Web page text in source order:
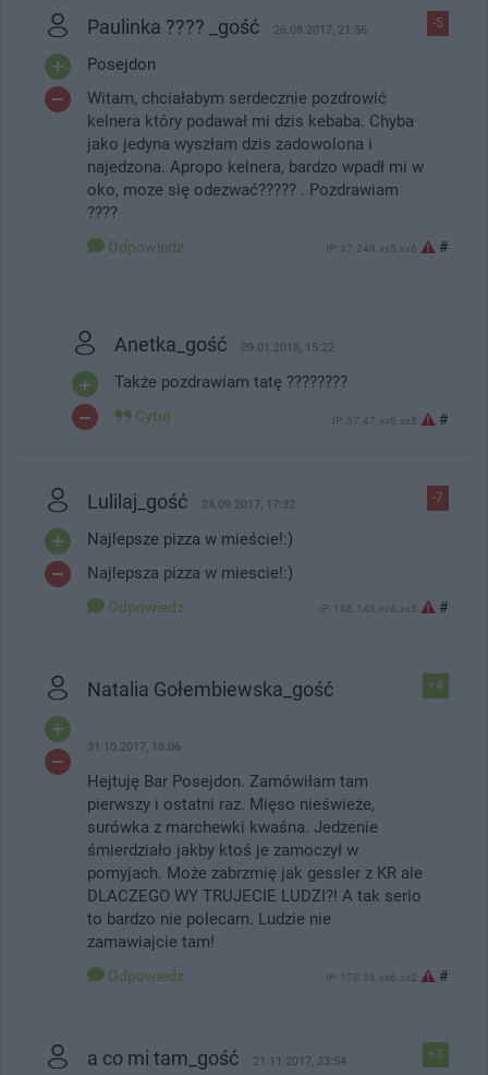
-5
Paulinka ???? _gość 26.08.2017, 21:56
Posejdon
Witam, chciałabym serdecznie pozdrowić
kelnera który podawał mi dzis kebaba. Chyba
jako jedyna wyszłam dzis zadowolona i
najedzona. Apropo kelnera, bardzo wpadł mi w
oko, moze się odezwać????? . Pozdrawiam
????
Odpowiedz IP: 37.248.xx5.xx6 #
Anetka_gość 09.01.2018, 15:22
Także pozdrawiam tatę ????????
Cytuj IP: 37.47.xx8.xx5 #
-7
Lulilaj_gość 24.09.2017, 17:32
Najlepsze pizza w mieście!:)
Najlepsza pizza w miescie!:)
Odpowiedz IP: 188.146.xx4.xx5 #
+4
Natalia Gołembiewska_gość
31.10.2017, 18:06
Hejtuję Bar Posejdon. Zamówiłam tam
pierwszy i ostatni raz. Mięso nieświeże,
surówka z marchewki kwaśna. Jedzenie
śmierdziało jakby ktoś je zamoczył w
pomyjach. Może zabrzmię jak gessler z KR ale
DLACZEGO WY TRUJECIE LUDZI?! A tak serio
to bardzo nie polecam. Ludzie nie
zamawiajcie tam!
Odpowiedz IP: 178.36.xx6.xx2 #
+3
a co mi tam_gość 21.11.2017, 23:54